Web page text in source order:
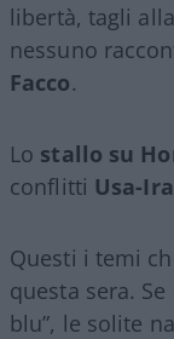
libertà, tagli
nessuno
Facco.
Lo stallo su
conflitti Usa-
Questi i temi
questa sera.
blu”, le solite